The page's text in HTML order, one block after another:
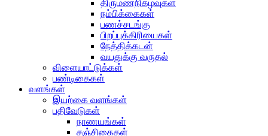
திருமணநிகழ்வுகள்
நம்பிக்கைகள்
பணச்சடங்கு
பிறப்புக்கிரியைகள்
நேத்திக்கடன்
வயதுக்கு வருதல்
விளையாட்டுக்கள்
பண்டிகைகள்
வளங்கள்
இயற்கை வளங்கள்
பதிவேடுகள்
நாணயங்கள்
சஞ்சிகைகள்